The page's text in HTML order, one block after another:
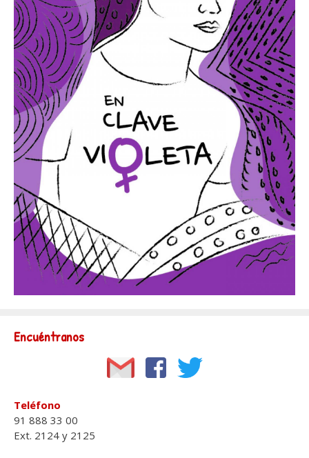
Encuéntranos
Teléfono
91 888 33 00
Ext. 2124 y 2125